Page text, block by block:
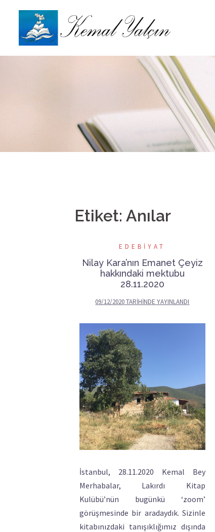
Etiket: Anılar
EDEBIYAT
Nilay Kara’nın Emanet Çeyiz
hakkındaki mektubu
28.11.2020
09/12/2020TARIHINDE YAYINLANDI
İstanbul, 28.11.2020 Kemal Bey
Merhabalar, Lakırdı Kitap
Kulübü’nün bugünkü ‘zoom’
görüşmesinde bir aradaydık. Sizinle
kitabınızdaki tanışıklığımız dışında